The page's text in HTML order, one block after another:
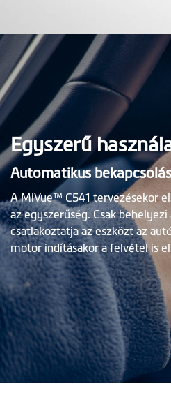
Egyszerű
Automatikus bekapcsolás
A MiVue™ C541 tervezésekor
az egyszerűség. Csak
csatlakoztatja az eszközt az
motor indításakor a felvétel is